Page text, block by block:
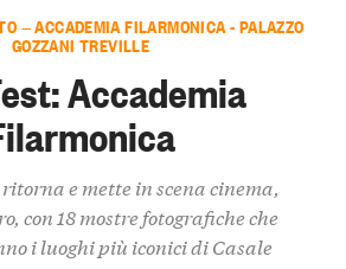
— ACCADEMIA FILARMONICA - PALAZZO
GOZZANI TREVILLE
Accademia
e mette in scena cinema,
con 18 mostre fotografiche che
i luoghi più iconici di Casale